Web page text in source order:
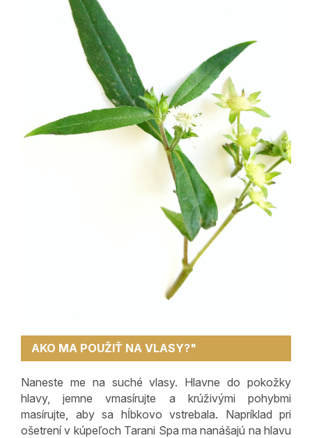
AKO MA POUŽIŤ NA VLASY?"
Naneste me na suché vlasy. Hlavne do pokožky
hlavy, jemne vmasírujte a krúživými pohybmi
masírujte, aby sa hĺbkovo vstrebala. Napríklad pri
ošetrení v kúpeľoch Tarani Spa ma nanášajú na hlavu